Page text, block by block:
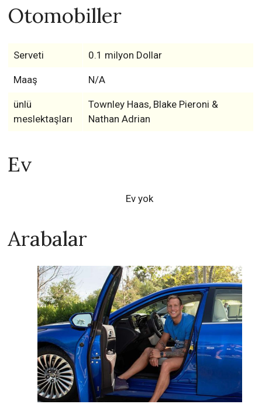
Otomobiller
Serveti 0.1 milyon Dollar
Maaş N/A
ünlü
meslektaşları
Townley Haas, Blake Pieroni &
Nathan Adrian
Ev
Ev yok
Arabalar